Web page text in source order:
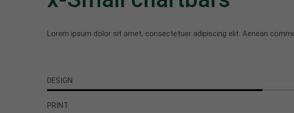
Lorem ipsum dolor sit amet, consectetuer adipiscing elit. Aenean
DESIGN
PRINT